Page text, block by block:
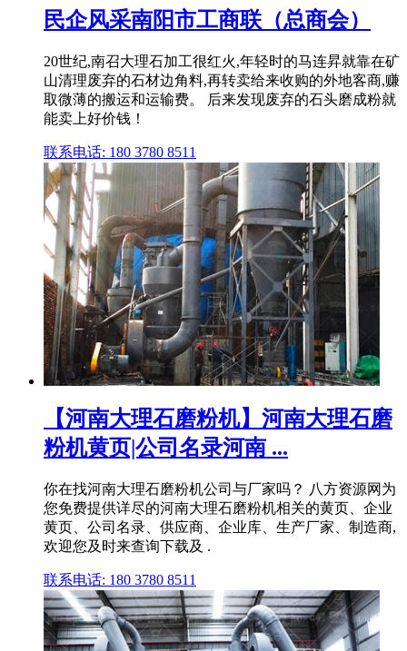
民企风采南阳市工商联（总商会）
20世纪,南召大理石加工很红火,年轻时的马连昇就靠在矿
山清理废弃的石材边角料,再转卖给来收购的外地客商,赚
取微薄的搬运和运输费。 后来发现废弃的石头磨成粉就
能卖上好价钱！
联系电话: 180 3780 8511
【河南大理石磨粉机】河南大理石磨
粉机黄页|公司名录河南 ...
你在找河南大理石磨粉机公司与厂家吗？ 八方资源网为
您免费提供详尽的河南大理石磨粉机相关的黄页、企业
黄页、公司名录、供应商、企业库、生产厂家、制造商,
欢迎您及时来查询下载及 .
联系电话: 180 3780 8511